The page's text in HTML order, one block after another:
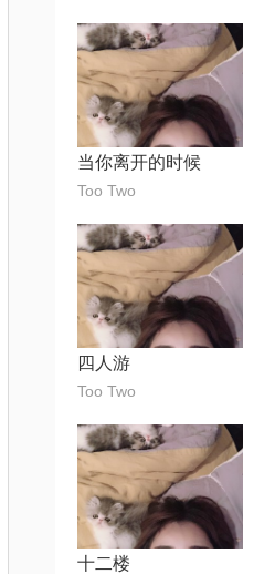
当你离开的时候
Too Two
四人游
Too Two
十二楼